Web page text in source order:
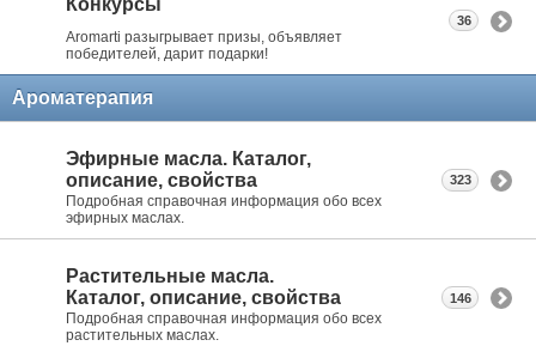
Конкурсы
Aromarti разыгрывает призы, объявляет
победителей, дарит подарки!
36
Ароматерапия
Эфирные масла. Каталог,
описание, свойства
Подробная справочная информация обо всех
эфирных маслах.
323
Растительные масла.
Каталог, описание, свойства
Подробная справочная информация обо всех
растительных маслах.
146